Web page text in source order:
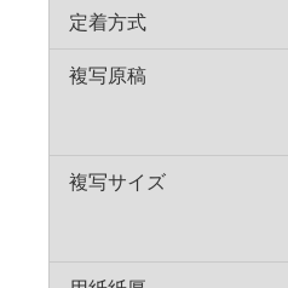
定着方式
複写原稿
複写サイズ